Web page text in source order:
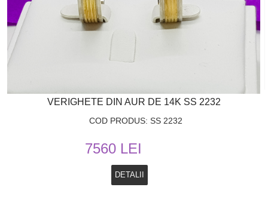
VERIGHETE DIN AUR DE 14K SS 2232
COD PRODUS: SS 2232
7560 LEI
DETALII